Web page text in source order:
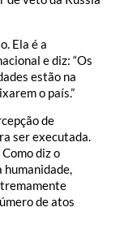
Ela é a
e diz: “Os
estão na
o país.”
de
ser executada.
diz o
humanidade,
de atos